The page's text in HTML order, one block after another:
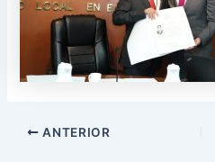
ANTERIOR